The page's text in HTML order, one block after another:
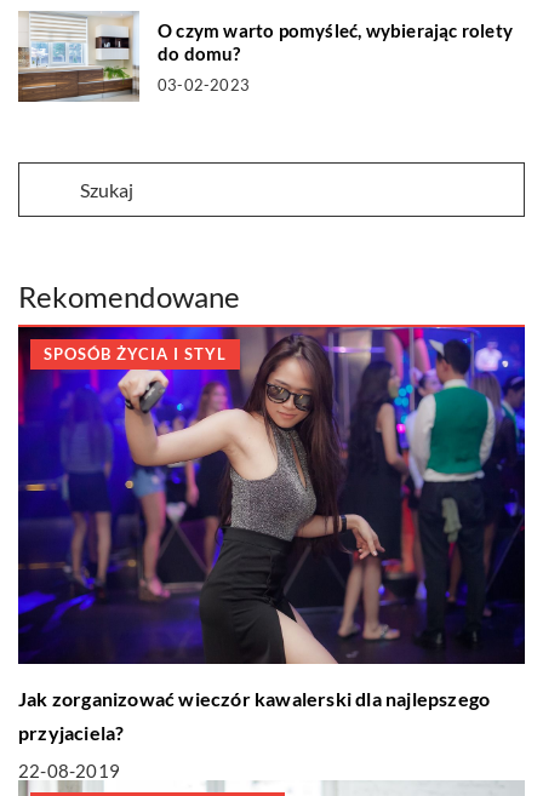
O czym warto pomyśleć, wybierając rolety
do domu?
03-02-2023
Rekomendowane
SPOSÓB ŻYCIA I STYL
Jak zorganizować wieczór kawalerski dla najlepszego
przyjaciela?
22-08-2019